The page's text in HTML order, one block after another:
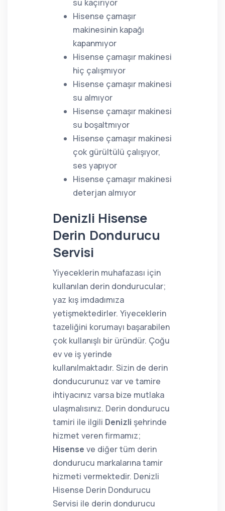
su kaçırıyor
Hisense çamaşır
makinesinin kapağı
kapanmıyor
Hisense çamaşır makinesi
hiç çalışmıyor
Hisense çamaşır makinesi
su almıyor
Hisense çamaşır makinesi
su boşaltmıyor
Hisense çamaşır makinesi
çok gürültülü çalışıyor,
ses yapıyor
Hisense çamaşır makinesi
deterjan almıyor
Denizli Hisense
Derin Dondurucu
Servisi
Yiyeceklerin muhafazası için
kullanılan derin dondurucular;
yaz kış imdadımıza
yetişmektedirler. Yiyeceklerin
tazeliğini korumayı başarabilen
çok kullanışlı bir üründür. Çoğu
ev ve iş yerinde
kullanılmaktadır. Sizin de derin
donducurunuz var ve tamire
ihtiyacınız varsa bize mutlaka
ulaşmalısınız. Derin dondurucu
tamiri ile ilgili Denizli şehrinde
hizmet veren firmamız;
Hisense ve diğer tüm derin
dondurucu markalarına tamir
hizmeti vermektedir. Denizli
Hisense Derin Dondurucu
Servisi ile derin dondurucu